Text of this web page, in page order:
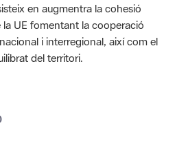
en augmentra la cohesió
UE fomentant la cooperació
i interregional, així com el
del territori.
La mitjana de les valoracions és de 0